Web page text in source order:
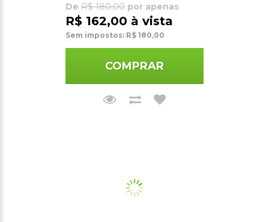
De R$ 180,00 por apenas
R$ 162,00 à vista
Sem impostos: R$ 180,00
COMPRAR